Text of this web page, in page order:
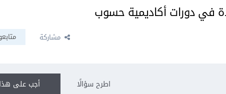
في دورات أكاديمية حسوب
مشاركة
أجب على اطرح سؤالًا